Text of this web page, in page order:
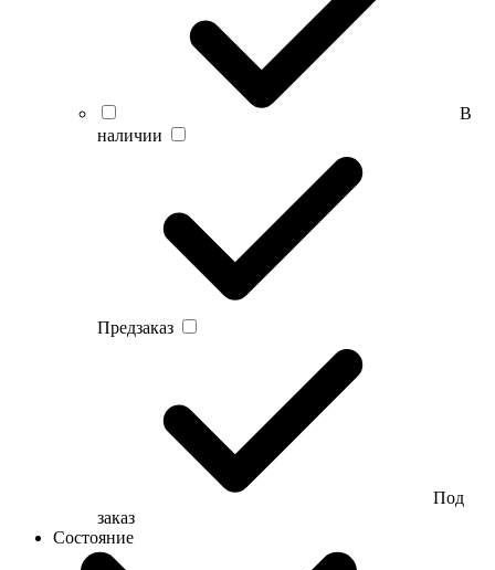
В
наличии
Предзаказ
Под
заказ
Состояние